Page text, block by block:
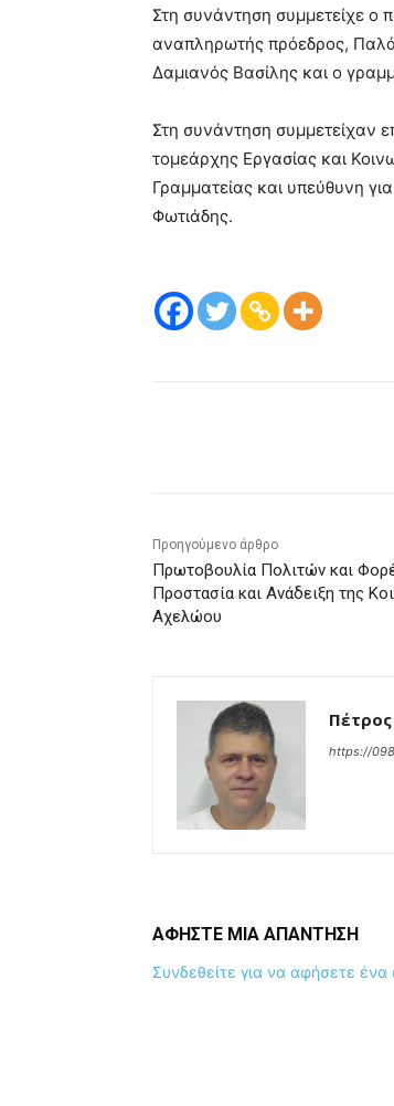
Στη συνάντηση συμμετείχε ο
αναπληρωτής πρόεδρος,
Δαμιανός Βασίλης και ο
Στη συνάντηση συμμετείχαν
τομεάρχης Εργασίας και
Γραμματείας και υπεύθυνη
Φωτιάδης.
Προηγούμενο άρθρο
Πρωτοβουλία Πολιτών και
Προστασία και Ανάδειξη της
Αχελώου
https://
ΑΦΗΣΤΕ ΜΙΑ ΑΠΑΝΤΗΣΗ
Συνδεθείτε για να αφήσετε ένα